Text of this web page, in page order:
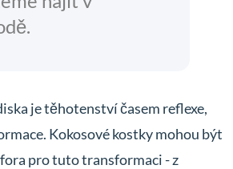
je těhotenství časem reflexe,
Kokosové kostky mohou být
pro tuto transformaci - z